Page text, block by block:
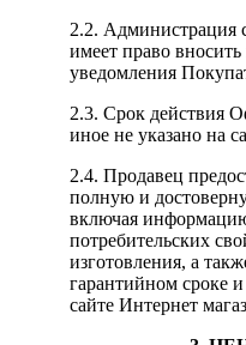
2.2. Администрация
имеет право
уведомления
2.3. Срок действия
иное не указано на
2.4. Продавец
полную и
включая
потребительских
изготовления, а
гарантийном сроке
сайте Интернет